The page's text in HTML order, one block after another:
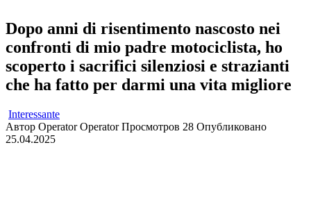
Dopo anni di risentimento nascosto nei
confronti di mio padre motociclista, ho
scoperto i sacrifici silenziosi e strazianti
che ha fatto per darmi una vita migliore
Interessante
Автор Operator Operator Просмотров 28 Опубликовано
25.04.2025